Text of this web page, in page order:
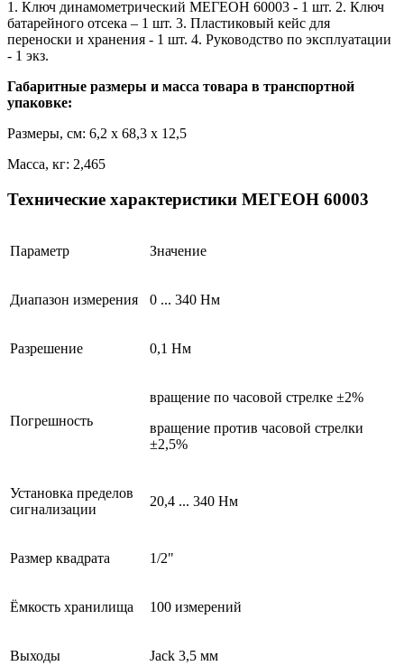
1. Ключ динамометрический МЕГЕОН 60003 - 1 шт. 2. Ключ
батарейного отсека – 1 шт. 3. Пластиковый кейс для
переноски и хранения - 1 шт. 4. Руководство по эксплуатации
- 1 экз.
Габаритные размеры и масса товара в транспортной
упаковке:
Размеры, см: 6,2 x 68,3 x 12,5
Масса, кг: 2,465
Технические характеристики МЕГЕОН 60003
Параметр Значение
Диапазон измерения 0 ... 340 Нм
Разрешение 0,1 Нм
Погрешность
вращение по часовой стрелке ±2%
вращение против часовой стрелки
±2,5%
Установка пределов
сигнализации
20,4 ... 340 Нм
Размер квадрата 1/2"
Ёмкость хранилища 100 измерений
Выходы Jack 3,5 мм